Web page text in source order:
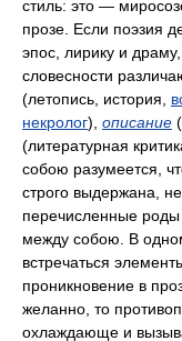
стиль: это —
прозе. Если поэзия
эпос, лирику и
словесности
(летопись, история,
некролог), описание (
(литературная
собою разумеется,
строго выдержана,
перечисленные
между собою. В
встречаться
проникновение в
желанно, то
охлаждающе и